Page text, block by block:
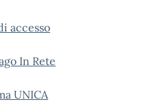
accesso
In Rete
UNICA